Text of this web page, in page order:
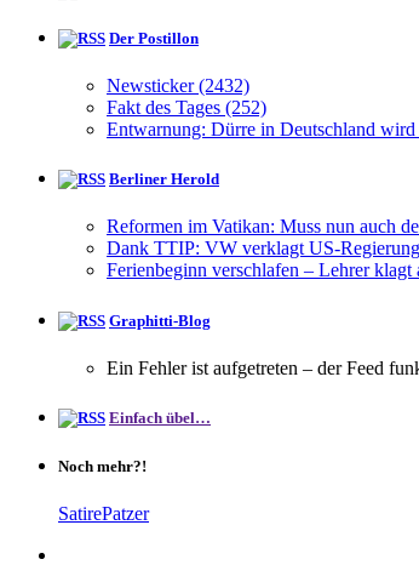
Der Postillon
Newsticker (2432)
Fakt des Tages (252)
Entwarnung: Dürre in Deutschland wird
Berliner Herold
Reformen im Vatikan: Muss nun auch
Dank TTIP: VW verklagt US-
Ferienbeginn verschlafen – Lehrer
Graphitti-Blog
Ein Fehler ist aufgetreten – der Feed
Einfach übel…
Noch mehr?!
SatirePatzer